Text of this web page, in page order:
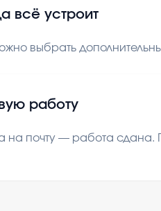
всё устроит
выбрать
работу
на почту — работа сдана.